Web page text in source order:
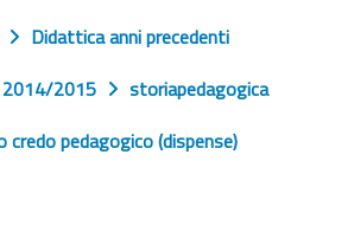
Didattica anni precedenti
2014/2015
storiapedagogica
credo pedagogico (dispense)